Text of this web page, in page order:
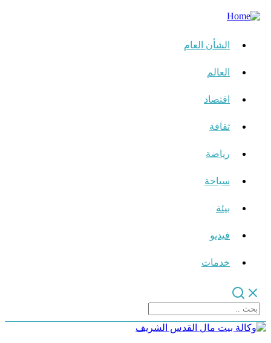
الشأن العام
العالم
اقتصاد
ثقافة
رياضة
سياحة
بيئة
فيديو
خدمات